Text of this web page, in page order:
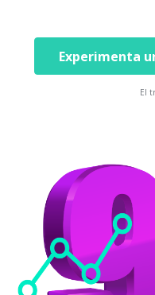
Experimenta
El